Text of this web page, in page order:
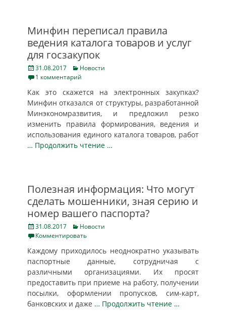
Минфин переписал правила
ведения каталога товаров и услуг
для госзакупок
Posted
on
31.08.2017 Categories
Новости
1 комментарий
Как это скажется на электронных закупках?
Минфин отказался от структуры, разработанной
Минэкономразвития, и предложил резко
изменить правила формирования, ведения и
использования единого каталога товаров, работ
… Продолжить чтение …
Полезная информация: Что могут
сделать мошенники, зная серию и
номер вашего паспорта?
Posted
on
31.08.2017 Categories
Новости
Комментировать
Каждому приходилось неоднократно указывать
паспортные данные, сотрудничая с
различными организациями. Их просят
предоставить при приеме на работу, получении
посылки, оформлении пропусков, сим-карт,
банковских и даже … Продолжить чтение …